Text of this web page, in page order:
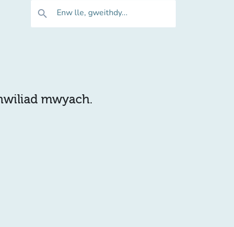
search Enw lle, gweithdy...
mwyach.